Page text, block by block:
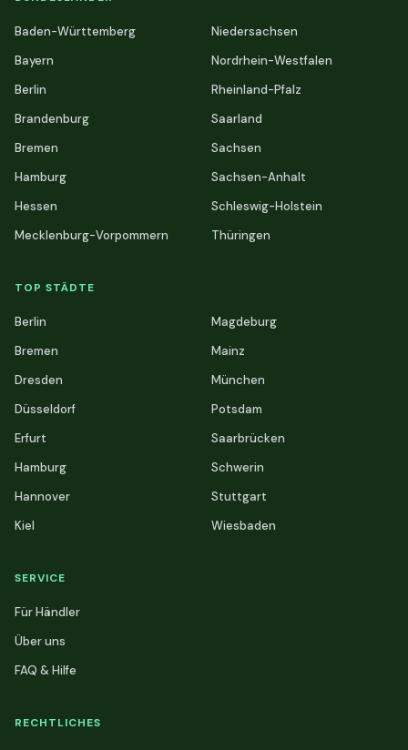
Baden-Württemberg
Bayern
Berlin
Brandenburg
Bremen
Hamburg
Hessen
Mecklenburg-Vorpommern
Niedersachsen
Nordrhein-Westfalen
Rheinland-Pfalz
Saarland
Sachsen
Sachsen-Anhalt
Schleswig-Holstein
Thüringen
TOP STÄDTE
Berlin
Bremen
Dresden
Düsseldorf
Erfurt
Hamburg
Hannover
Kiel
Magdeburg
Mainz
München
Potsdam
Saarbrücken
Schwerin
Stuttgart
Wiesbaden
SERVICE
Für Händler
Über uns
FAQ & Hilfe
RECHTLICHES